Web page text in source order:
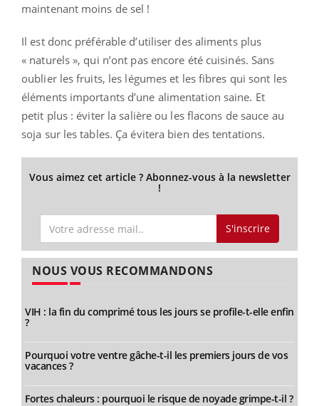
maintenant moins de sel !
Il est donc préférable d’utiliser des aliments plus
« naturels », qui n’ont pas encore été cuisinés. Sans
oublier les fruits, les légumes et les fibres qui sont les
éléments importants d’une alimentation saine. Et
petit plus : éviter la salière ou les flacons de sauce au
soja sur les tables. Ça évitera bien des tentations.
Vous aimez cet article ? Abonnez-vous à la newsletter
!
S'inscrire
NOUS VOUS RECOMMANDONS
VIH : la fin du comprimé tous les jours se profile-t-elle enfin
?
Pourquoi votre ventre gâche-t-il les premiers jours de vos
vacances ?
Fortes chaleurs : pourquoi le risque de noyade grimpe-t-il ?